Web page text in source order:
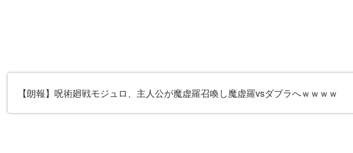
【朗報】呪術廻戦モジュロ、主人公が魔虚羅召喚し魔虚羅vsダブラへｗｗｗｗ